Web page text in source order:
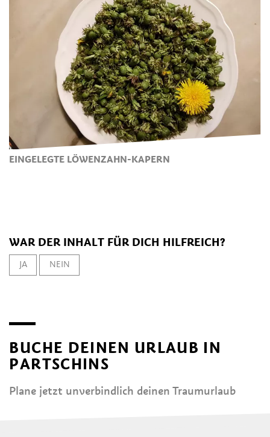
EINGELEGTE LÖWENZAHN-KAPERN
WAR DER INHALT FÜR DICH HILFREICH?
JA NEIN
BUCHE DEINEN URLAUB IN
PARTSCHINS
Plane jetzt unverbindlich deinen Traumurlaub